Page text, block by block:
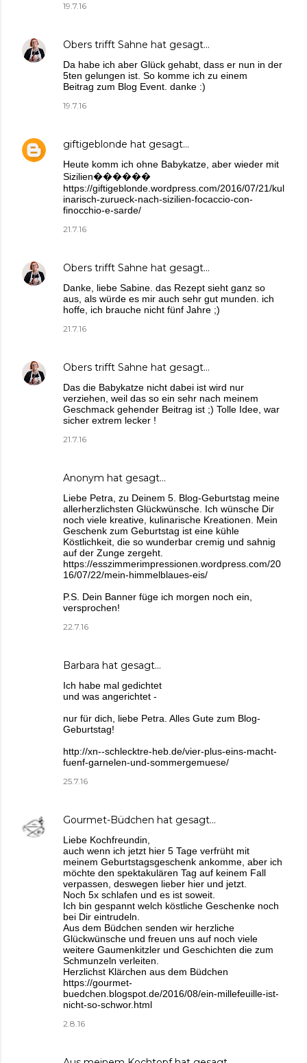
19.7.16
Obers trifft Sahne hat gesagt…
Da habe ich aber Glück gehabt, dass er nun in der
5ten gelungen ist. So komme ich zu einem
Beitrag zum Blog Event. danke :)
19.7.16
giftigeblonde hat gesagt…
Heute komm ich ohne Babykatze, aber wieder mit
Sizilien������
https://giftigeblonde.wordpress.com/2016/07/21/kul
inarisch-zurueck-nach-sizilien-focaccio-con-
finocchio-e-sarde/
21.7.16
Obers trifft Sahne hat gesagt…
Danke, liebe Sabine. das Rezept sieht ganz so
aus, als würde es mir auch sehr gut munden. ich
hoffe, ich brauche nicht fünf Jahre ;)
21.7.16
Obers trifft Sahne hat gesagt…
Das die Babykatze nicht dabei ist wird nur
verziehen, weil das so ein sehr nach meinem
Geschmack gehender Beitrag ist ;) Tolle Idee, war
sicher extrem lecker !
21.7.16
Anonym hat gesagt…
Liebe Petra, zu Deinem 5. Blog-Geburtstag meine
allerherzlichsten Glückwünsche. Ich wünsche Dir
noch viele kreative, kulinarische Kreationen. Mein
Geschenk zum Geburtstag ist eine kühle
Köstlichkeit, die so wunderbar cremig und sahnig
auf der Zunge zergeht.
https://esszimmerimpressionen.wordpress.com/20
16/07/22/mein-himmelblaues-eis/
P.S. Dein Banner füge ich morgen noch ein,
versprochen!
22.7.16
Barbara hat gesagt…
Ich habe mal gedichtet
und was angerichtet -
nur für dich, liebe Petra. Alles Gute zum Blog-
Geburtstag!
http://xn--schlecktre-heb.de/vier-plus-eins-macht-
fuenf-garnelen-und-sommergemuese/
25.7.16
Gourmet-Büdchen hat gesagt…
Liebe Kochfreundin,
auch wenn ich jetzt hier 5 Tage verfrüht mit
meinem Geburtstagsgeschenk ankomme, aber ich
möchte den spektakulären Tag auf keinem Fall
verpassen, deswegen lieber hier und jetzt.
Noch 5x schlafen und es ist soweit.
Ich bin gespannt welch köstliche Geschenke noch
bei Dir eintrudeln.
Aus dem Büdchen senden wir herzliche
Glückwünsche und freuen uns auf noch viele
weitere Gaumenkitzler und Geschichten die zum
Schmunzeln verleiten.
Herzlichst Klärchen aus dem Büdchen
https://gourmet-
buedchen.blogspot.de/2016/08/ein-millefeuille-ist-
nicht-so-schwor.html
2.8.16